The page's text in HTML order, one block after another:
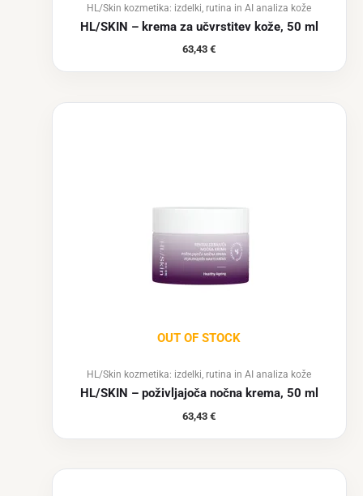
HL/Skin kozmetika: izdelki, rutina in AI analiza kože
HL/SKIN – krema za učvrstitev kože, 50 ml
63,43€
OUT OF STOCK
HL/Skin kozmetika: izdelki, rutina in AI analiza kože
HL/SKIN – poživljajoča nočna krema, 50 ml
63,43€